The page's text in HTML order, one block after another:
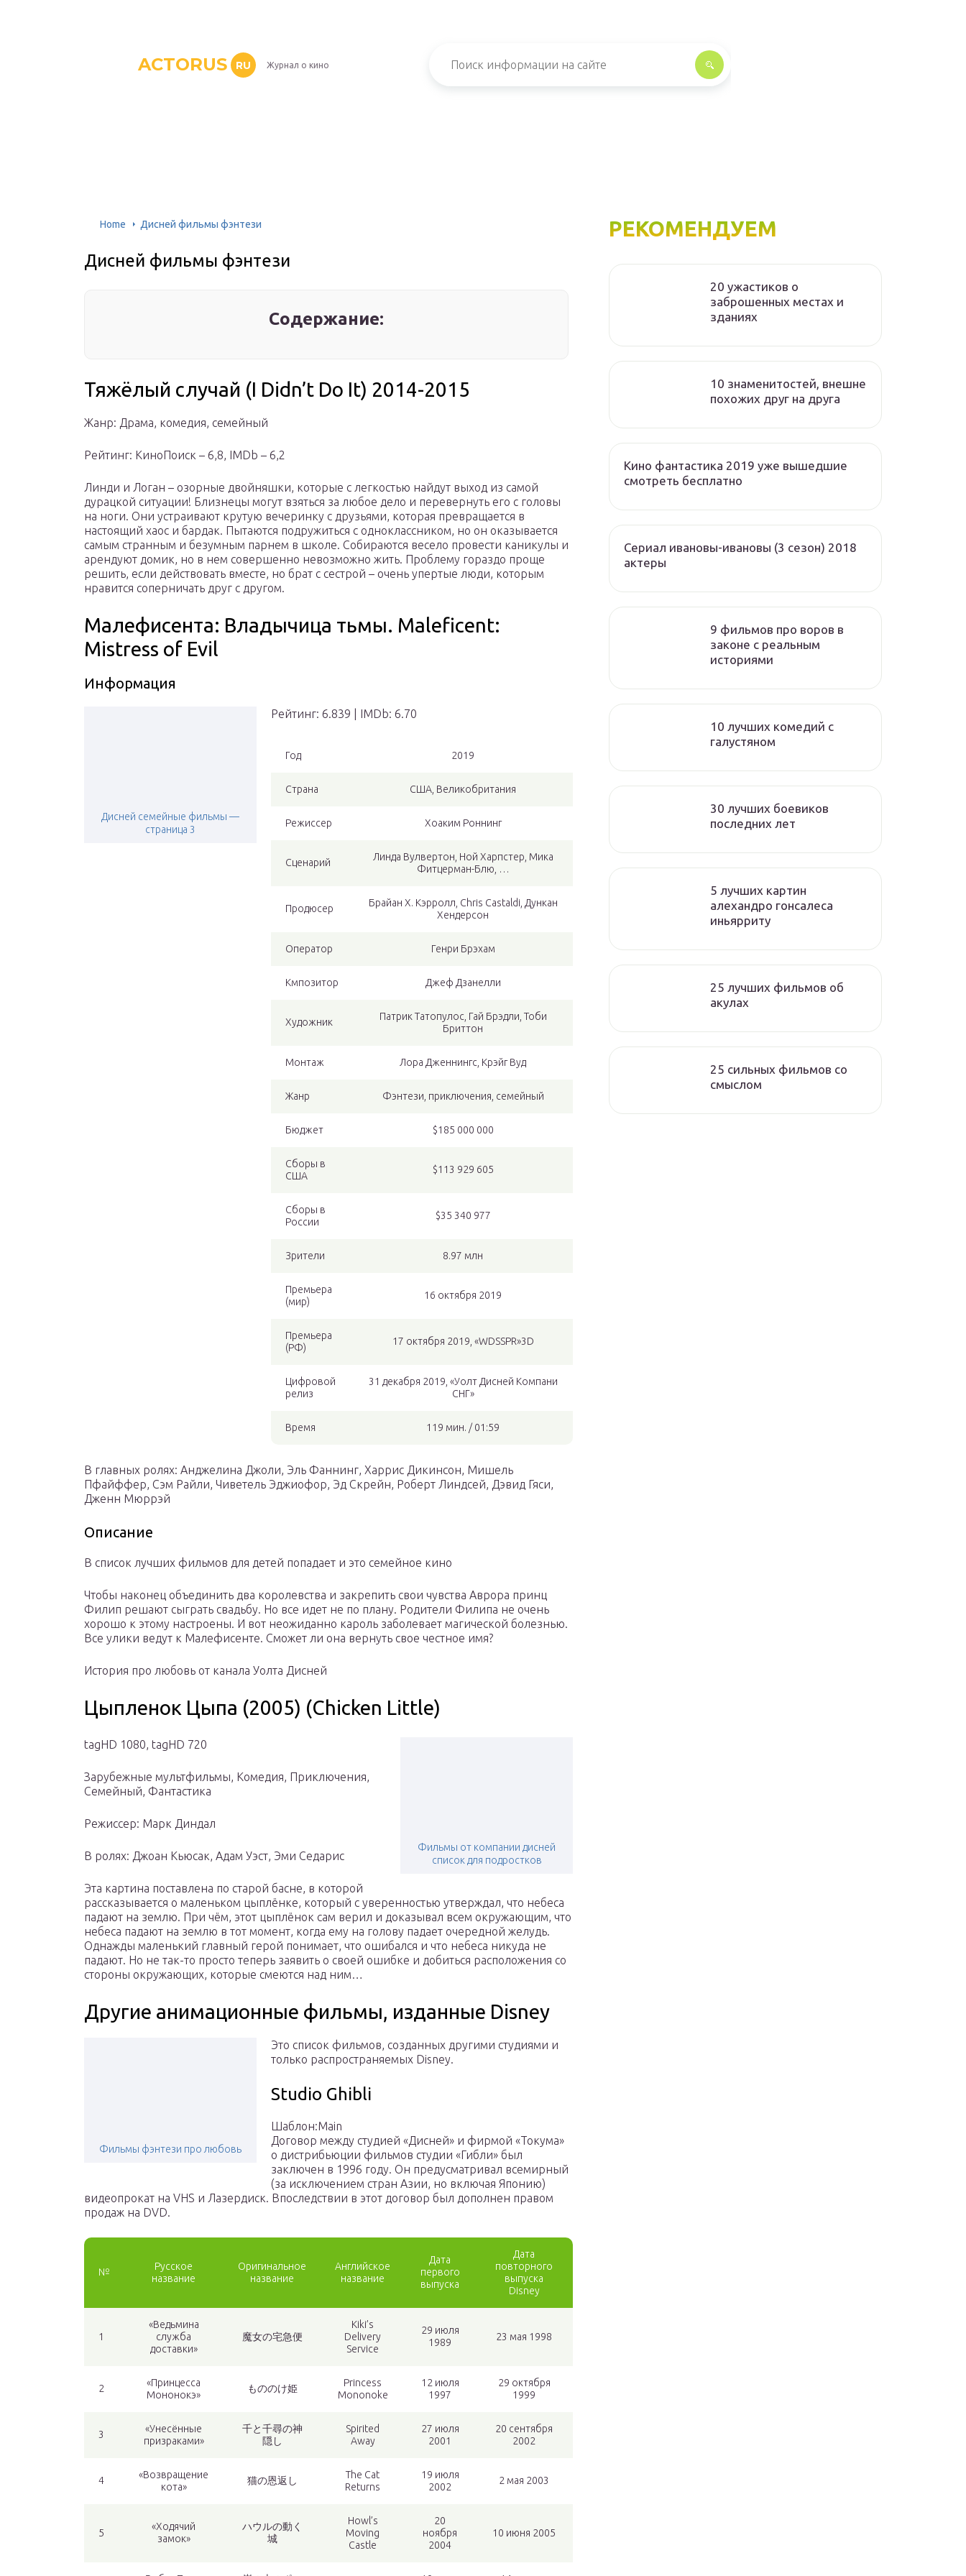
ACTORUS RU Журнал о кино
Home Дисней фильмы фэнтези
Дисней фильмы фэнтези
Содержание:
Тяжёлый случай (I Didn’t Do It) 2014-2015
Жанр: Драма, комедия, семейный
Рейтинг: КиноПоиск – 6,8, IMDb – 6,2
Линди и Логан – озорные двойняшки, которые с легкостью найдут выход из самой
дурацкой ситуации! Близнецы могут взяться за любое дело и перевернуть его с головы
на ноги. Они устраивают крутую вечеринку с друзьями, которая превращается в
настоящий хаос и бардак. Пытаются подружиться с одноклассником, но он оказывается
самым странным и безумным парнем в школе. Собираются весело провести каникулы и
арендуют домик, но в нем совершенно невозможно жить. Проблему гораздо проще
решить, если действовать вместе, но брат с сестрой – очень упертые люди, которым
нравится соперничать друг с другом.
Малефисента: Владычица тьмы. Maleficent:
Mistress of Evil
Информация
Дисней семейные фильмы —
страница 3
Рейтинг: 6.839 | IMDb: 6.70
Год 2019
Страна США, Великобритания
Режиссер Хоаким Роннинг
Сценарий
Линда Вулвертон, Ной Харпстер, Мика
Фитцерман-Блю, …
Продюсер
Брайан Х. Кэрролл, Chris Castaldi, Дункан
Хендерсон
Оператор Генри Брэхам
Кмпозитор Джеф Дзанелли
Художник
Патрик Татопулос, Гай Брэдли, Тоби
Бриттон
Монтаж Лора Дженнингс, Крэйг Вуд
Жанр Фэнтези, приключения, семейный
Бюджет $185 000 000
Сборы в
США
$113 929 605
Сборы в
России
$35 340 977
Зрители 8.97 млн
Премьера
(мир)
16 октября 2019
Премьера
(РФ)
17 октября 2019, «WDSSPR»3D
Цифровой
релиз
31 декабря 2019, «Уолт Дисней Компани
СНГ»
Время 119 мин. / 01:59
В главных ролях: Анджелина Джоли, Эль Фаннинг, Харрис Дикинсон, Мишель
Пфайффер, Сэм Райли, Чиветель Эджиофор, Эд Скрейн, Роберт Линдсей, Дэвид Гяси,
Дженн Мюррэй
Описание
В список лучших фильмов для детей попадает и это семейное кино
Чтобы наконец объединить два королевства и закрепить свои чувства Аврора принц
Филип решают сыграть свадьбу. Но все идет не по плану. Родители Филипа не очень
хорошо к этому настроены. И вот неожиданно кароль заболевает магической болезнью.
Все улики ведут к Малефисенте. Сможет ли она вернуть свое честное имя?
История про любовь от канала Уолта Дисней
Цыпленок Цыпа (2005) (Chicken Little)
Фильмы от компании дисней
список для подростков
tagHD 1080, tagHD 720
Зарубежные мультфильмы, Комедия, Приключения,
Семейный, Фантастика
Режиссер: Марк Диндал
В ролях: Джоан Кьюсак, Адам Уэст, Эми Седарис
Эта картина поставлена по старой басне, в которой
рассказывается о маленьком цыплёнке, который с уверенностью утверждал, что небеса
падают на землю. При чём, этот цыплёнок сам верил и доказывал всем окружающим, что
небеса падают на землю в тот момент, когда ему на голову падает очередной желудь.
Однажды маленький главный герой понимает, что ошибался и что небеса никуда не
падают. Но не так-то просто теперь заявить о своей ошибке и добиться расположения со
стороны окружающих, которые смеются над ним…
Другие анимационные фильмы, изданные Disney
Фильмы фэнтези про любовь
Это список фильмов, созданных другими студиями и
только распространяемых Disney.
Studio Ghibli
Шаблон:Main
Договор между студией «Дисней» и фирмой «Токума»
о дистрибьюции фильмов студии «Гибли» был
заключен в 1996 году. Он предусматривал всемирный
(за исключением стран Азии, но включая Японию)
видеопрокат на VHS и Лазердиск. Впоследствии в этот договор был дополнен правом
продаж на DVD.
№
Русское
название
Оригинальное
название
Английское
название
Дата
первого
выпуска
Дата
повторного
выпуска
Disney
1
«Ведьмина
служба
доставки»
魔女の宅急便
Kiki’s
Delivery
Service
29 июля
1989
23 мая 1998
2
«Принцесса
Мононокэ»
もののけ姫
Princess
Mononoke
12 июля
1997
29 октября
1999
3
«Унесённые
призраками»
千と千尋の神
隠し
Spirited
Away
27 июля
2001
20 сентября
2002
4
«Возвращение
кота»
猫の恩返し
The Cat
Returns
19 июля
2002
2 мая 2003
5
«Ходячий
замок»
ハウルの動く
城
Howl’s
Moving
Castle
20
ноября
2004
10 июня 2005
РЕКОМЕНДУЕМ
20 ужастиков о
заброшенных местах и
зданиях
10 знаменитостей, внешне
похожих друг на друга
Кино фантастика 2019 уже вышедшие
смотреть бесплатно
Сериал ивановы-ивановы (3 сезон) 2018
актеры
9 фильмов про воров в
законе с реальным
историями
10 лучших комедий с
галустяном
30 лучших боевиков
последних лет
5 лучших картин
алехандро гонсалеса
иньярриту
25 лучших фильмов об
акулах
25 сильных фильмов со
смыслом